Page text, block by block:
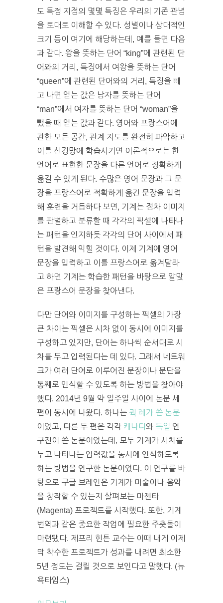
도 특정 지점의 몇몇 특징은 우리의 기존 관념
을 토대로 이해할 수 있다. 성별이나 상대적인
크기 등이 여기에 해당하는데, 예를 들면 다음
과 같다. 왕을 뜻하는 단어 “king”에 관련된 단
어와의 거리, 특징에서 여왕을 뜻하는 단어
“queen”에 관련된 단어와의 거리, 특징을 빼
고 나면 얻는 값은 남자를 뜻하는 단어
“man”에서 여자를 뜻하는 단어 “woman”을
뺐을 때 얻는 값과 같다. 영어와 프랑스어에
관한 모든 공간, 관계 지도를 완전히 파악하고
이를 신경망에 학습시키면 이론적으로는 한
언어로 표현한 문장을 다른 언어로 정확하게
옮길 수 있게 된다. 수많은 영어 문장과 그 문
장을 프랑스어로 적확하게 옮긴 문장을 입력
해 훈련을 거듭하다 보면, 기계는 점차 이미지
를 판별하고 분류할 때 각각의 픽셀에 나타나
는 패턴을 인지하듯 각각의 단어 사이에서 패
턴을 발견해 익힐 것이다. 이제 기계에 영어
문장을 입력하고 이를 프랑스어로 옮겨달라
고 하면 기계는 학습한 패턴을 바탕으로 알맞
은 프랑스어 문장을 찾아낸다.
다만 단어와 이미지를 구성하는 픽셀의 가장
큰 차이는 픽셀은 시차 없이 동시에 이미지를
구성하고 있지만, 단어는 하나씩 순서대로 시
차를 두고 입력된다는 데 있다. 그래서 네트워
크가 여러 단어로 이루어진 문장이나 문단을
통째로 인식할 수 있도록 하는 방법을 찾아야
했다. 2014년 9월 약 일주일 사이에 논문 세
편이 동시에 나왔다. 하나는 쿽 레가 쓴 논문
이었고, 다른 두 편은 각각 캐나다와 독일 연
구진이 쓴 논문이었는데, 모두 기계가 시차를
두고 나타나는 입력값을 동시에 인식하도록
하는 방법을 연구한 논문이었다. 이 연구를 바
탕으로 구글 브레인은 기계가 미술이나 음악
을 창작할 수 있는지 살펴보는 마젠타
(Magenta) 프로젝트를 시작했다. 또한, 기계
번역과 같은 중요한 작업에 필요한 주춧돌이
마련됐다. 제프리 힌튼 교수는 이때 내게 이제
막 착수한 프로젝트가 성과를 내려면 최소한
5년 정도는 걸릴 것으로 보인다고 말했다. (뉴
욕타임스)